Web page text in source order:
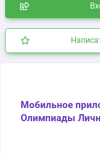
Мобильное
Олимпиады